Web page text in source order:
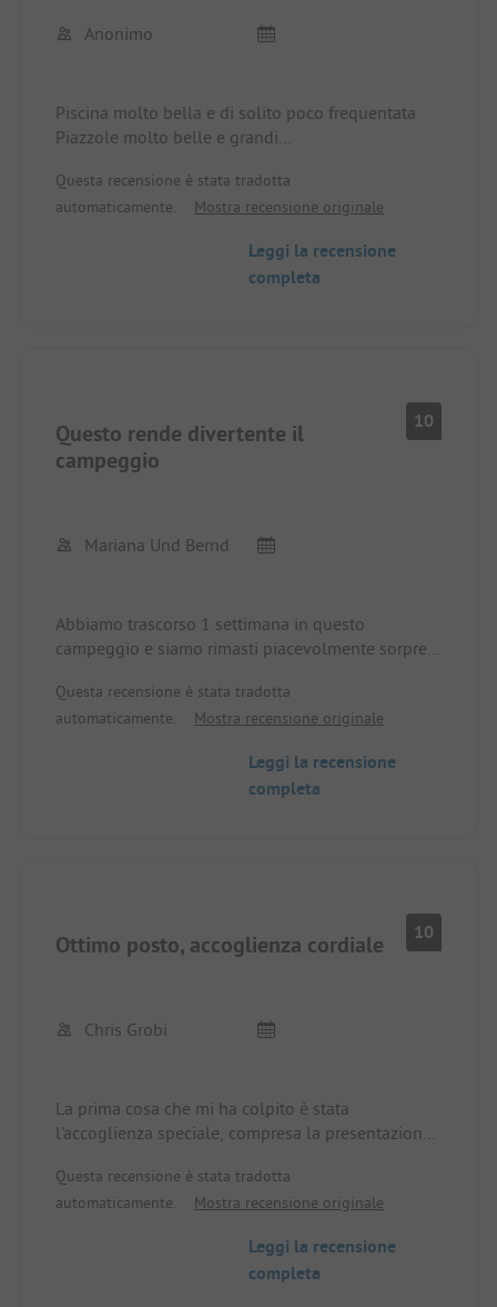
Anonimo
Piscina molto bella e di solito poco frequentata
Piazzole molto belle e grandi
Questa recensione è stata tradotta
automaticamente.
Mostra recensione originale
Leggi la recensione
completa
Questo rende divertente il
campeggio
10
Mariana Und Bernd
Abbiamo trascorso 1 settimana in questo
campeggio e siamo rimasti piacevolmente sorpresi
piazzola. Siamo rimasti entusiasti della posizione
assolutamente tranquilla, delle piazzole spaziose,
personale orientato al servizio. Numerosi sentieri
escursionistici e percorsi MTB sono direttamente
Questa recensione è stata tradotta
automaticamente.
Mostra recensione originale
Leggi la recensione
completa
Ottimo posto, accoglienza cordiale 10
Chris Grobi
La prima cosa che mi ha colpito è stata
l'accoglienza speciale, compresa la presentazione,
Il campeggio è situato in una posizione tranquilla
vicino a un ruscello, circondato da boschi e
sempre molto puliti e accoglienti, con ottime
Questa recensione è stata tradotta
automaticamente.
Mostra recensione originale
Leggi la recensione
completa